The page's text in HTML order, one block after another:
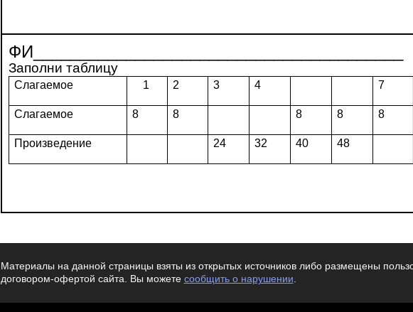
ФИ________________________________________
Заполни таблицу
Слагаемое 1 2 3 4 7
Слагаемое 8 8 8 8 8
Произведение 24 32 40 48
Материалы на данной страницы взяты из открытых источников либо размещены
договором-офертой сайта. Вы можете сообщить о нарушении.